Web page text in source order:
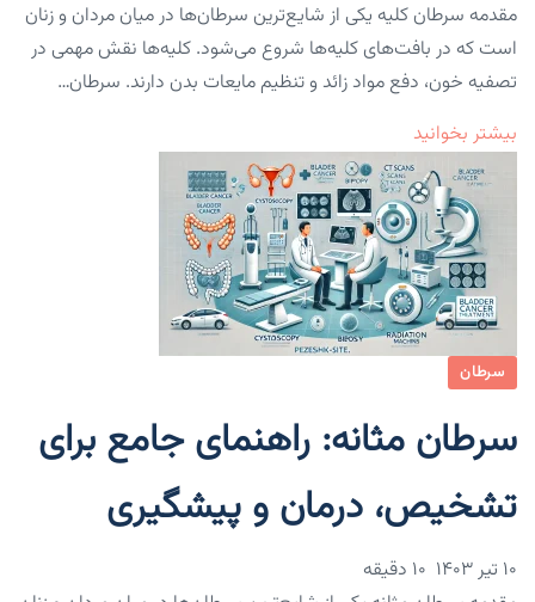
مقدمه سرطان کلیه یکی از شایع‌ترین سرطان‌ها در میان مردان و زنان
است که در بافت‌های کلیه‌ها شروع می‌شود. کلیه‌ها نقش مهمی در
تصفیه خون، دفع مواد زائد و تنظیم مایعات بدن دارند. سرطان…
بیشتر بخوانید
سرطان
سرطان مثانه: راهنمای جامع برای
تشخیص، درمان و پیشگیری
۱۰ تیر ۱۴۰۳